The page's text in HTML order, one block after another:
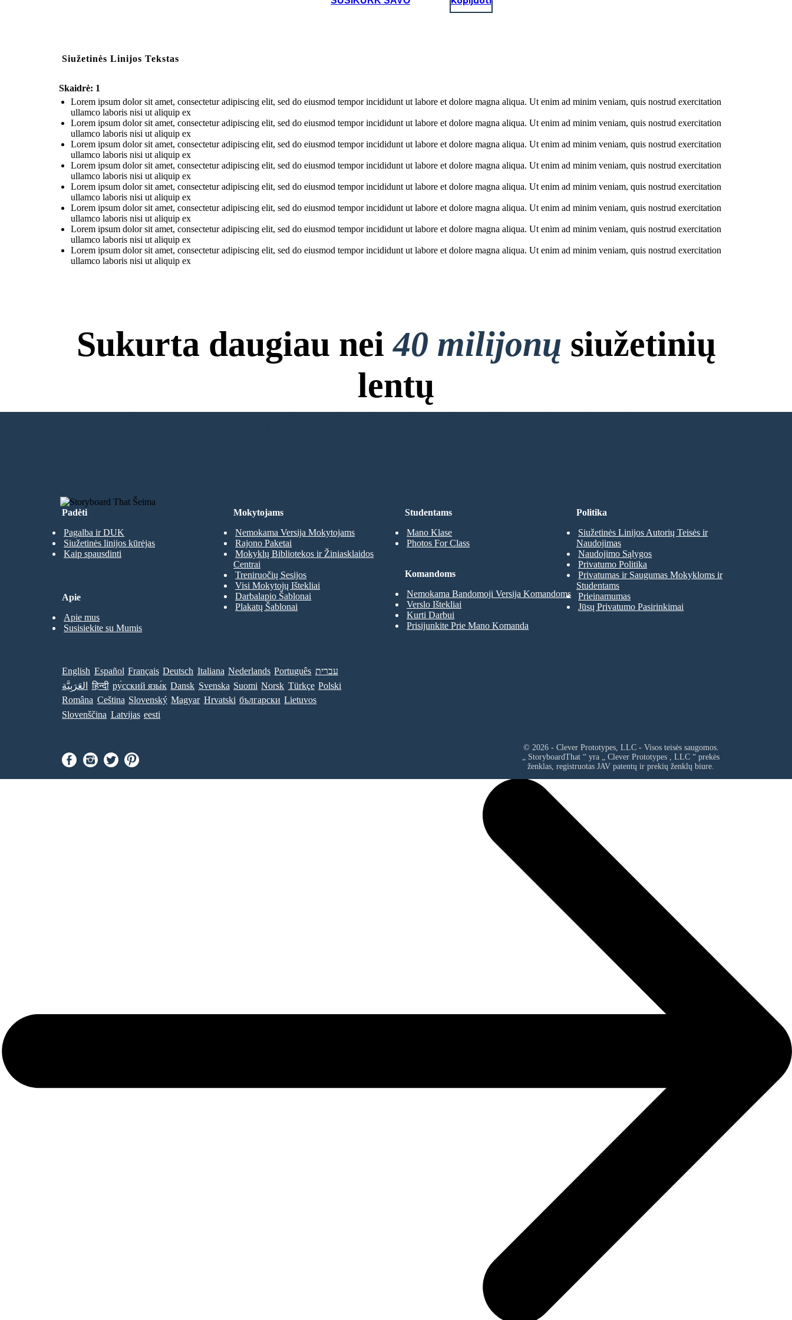
Siužetinės Linijos Tekstas
Skaidrė: 1
Lorem ipsum dolor sit amet, consectetur adipiscing elit, sed do eiusmod tempor incididunt ut labore et dolore magna aliqua. Ut enim ad minim veniam, quis nostrud exercitation
ullamco laboris nisi ut aliquip ex
Lorem ipsum dolor sit amet, consectetur adipiscing elit, sed do eiusmod tempor incididunt ut labore et dolore magna aliqua. Ut enim ad minim veniam, quis nostrud exercitation
ullamco laboris nisi ut aliquip ex
Lorem ipsum dolor sit amet, consectetur adipiscing elit, sed do eiusmod tempor incididunt ut labore et dolore magna aliqua. Ut enim ad minim veniam, quis nostrud exercitation
ullamco laboris nisi ut aliquip ex
Lorem ipsum dolor sit amet, consectetur adipiscing elit, sed do eiusmod tempor incididunt ut labore et dolore magna aliqua. Ut enim ad minim veniam, quis nostrud exercitation
ullamco laboris nisi ut aliquip ex
Lorem ipsum dolor sit amet, consectetur adipiscing elit, sed do eiusmod tempor incididunt ut labore et dolore magna aliqua. Ut enim ad minim veniam, quis nostrud exercitation
ullamco laboris nisi ut aliquip ex
Lorem ipsum dolor sit amet, consectetur adipiscing elit, sed do eiusmod tempor incididunt ut labore et dolore magna aliqua. Ut enim ad minim veniam, quis nostrud exercitation
ullamco laboris nisi ut aliquip ex
Lorem ipsum dolor sit amet, consectetur adipiscing elit, sed do eiusmod tempor incididunt ut labore et dolore magna aliqua. Ut enim ad minim veniam, quis nostrud exercitation
ullamco laboris nisi ut aliquip ex
Lorem ipsum dolor sit amet, consectetur adipiscing elit, sed do eiusmod tempor incididunt ut labore et dolore magna aliqua. Ut enim ad minim veniam, quis nostrud exercitation
ullamco laboris nisi ut aliquip ex
Sukurta daugiau nei40 milijonų siužetinių
lentų
Nereikia Atsisiuntimų, Nereikia Kredito Kortelės ir Nereikia Prisijungti!
Padėti
Pagalba ir DUK
Siužetinės linijos kūrėjas
Kaip spausdinti
Studentams
Mano Klase
Photos For Class
Mokytojams
Nemokama Versija Mokytojams
Rajono Paketai
Mokyklų Bibliotekos ir Žiniasklaidos
Centrai
Treniruočių Sesijos
Visi Mokytojų Ištekliai
Darbalapio Šablonai
Plakatų Šablonai
Komandoms
Nemokama Bandomoji Versija Komandoms
Verslo Ištekliai
Kurti Darbui
Prisijunkite Prie Mano Komanda
Apie
Apie mus
Susisiekite su Mumis
Politika
Siužetinės Linijos Autorių Teisės ir
Naudojimas
Naudojimo Sąlygos
Privatumo Politika
Privatumas ir Saugumas Mokykloms ir
Studentams
Prieinamumas
Jūsų Privatumo Pasirinkimai
English Español Français Deutsch Italiana Nederlands Português עברית
العَرَبِيَّة
हिन्दी ру́сский язы́к Dansk Svenska Suomi Norsk Türkçe Polski
Româna Ceština Slovenský Magyar Hrvatski български Lietuvos
Slovenščina Latvijas eesti
© 2026 - Clever Prototypes, LLC - Visos teisės saugomos.
„ StoryboardThat “ yra „ Clever Prototypes , LLC “ prekės
ženklas, registruotas JAV patentų ir prekių ženklų biure.